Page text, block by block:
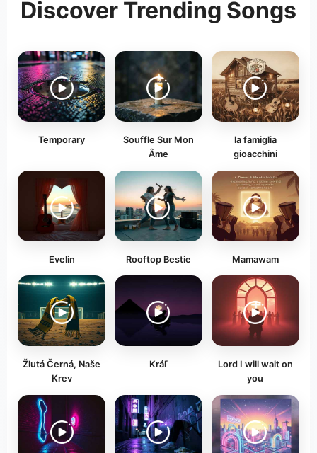
Discover Trending Songs
Temporary
Souffle Sur Mon
Âme
la famiglia
gioacchini
Evelin Rooftop Bestie Mamawam
Žlutá Černá, Naše
Krev
Kráľ
Lord I will wait on
you